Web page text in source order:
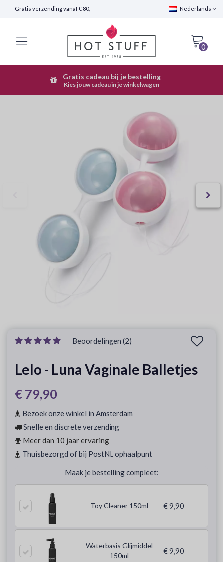
Gratis verzending vanaf € 80,- Nederlands
0
Snelle Verzending (24 uur)
Gratis cadeau bij je bestelling
Kies jouw cadeau in je winkelwagen
Beoordelingen (2)
Lelo - Luna Vaginale Balletjes
€ 79,90
Bezoek onze winkel in Amsterdam
Snelle en discrete verzending
Meer dan 10 jaar ervaring
Thuisbezorgd of bij PostNL ophaalpunt
Maak je bestelling compleet:
Toy Cleaner 150ml € 9,90
Waterbasis Glijmiddel
150ml
€ 9,90